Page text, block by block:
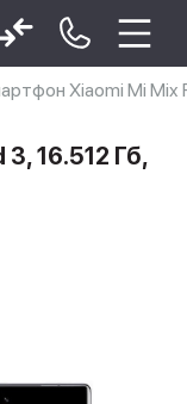
Xiaomi Mi Mix
16.512 Гб,